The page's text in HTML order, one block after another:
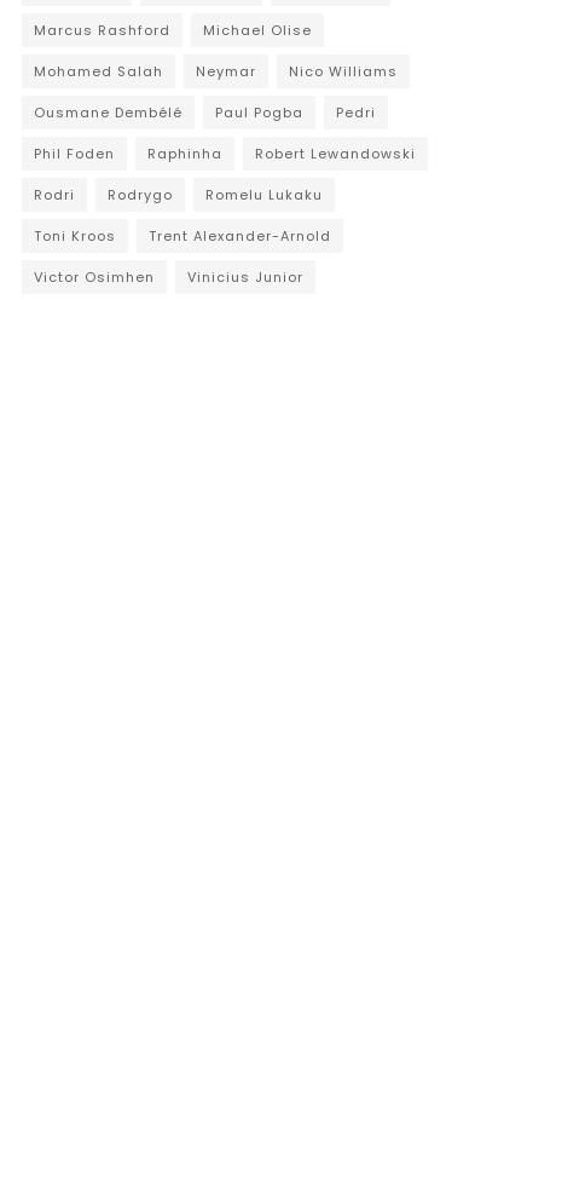
Marcus Rashford Michael Olise
Mohamed Salah Neymar Nico Williams
Ousmane Dembélé Paul Pogba Pedri
Phil Foden Raphinha Robert Lewandowski
Rodri Rodrygo Romelu Lukaku
Toni Kroos Trent Alexander-Arnold
Victor Osimhen Vinicius Junior